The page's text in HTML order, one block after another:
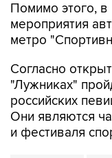
Помимо этого,
мероприятия
метро
Согласно
"Лужниках"
российских
Они являются
и фестиваля